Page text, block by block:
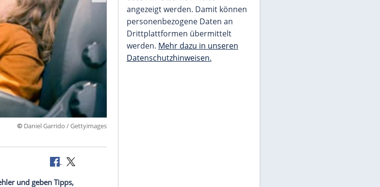
jetzt aktivieren
Ich bin damit einverstanden,
dass mir externe Inhalte